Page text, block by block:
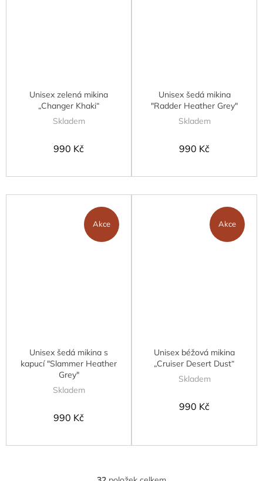
Unisex zelená mikina
„Changer Khaki“
Skladem
990 Kč
Unisex šedá mikina
"Radder Heather Grey"
Skladem
990 Kč
Akce
Unisex šedá mikina s
kapucí "Slammer Heather
Grey"
Skladem
990 Kč
Akce
Unisex béžová mikina
„Cruiser Desert Dust“
Skladem
990 Kč